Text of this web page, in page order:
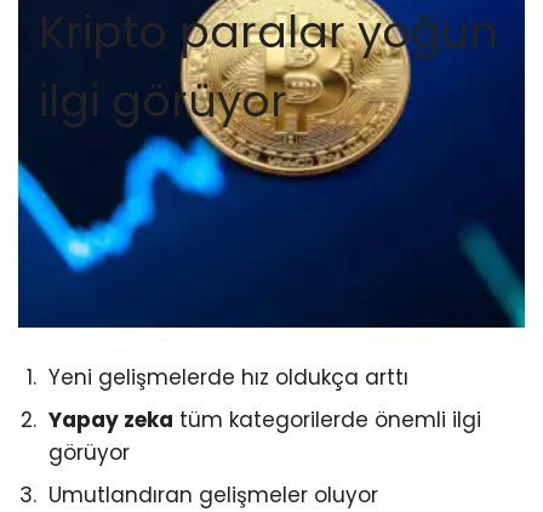
Kripto paralar yoğun
ilgi görüyor
Yeni gelişmelerde hız oldukça arttı
Yapay zeka tüm kategorilerde önemli ilgi
görüyor
Umutlandıran gelişmeler oluyor